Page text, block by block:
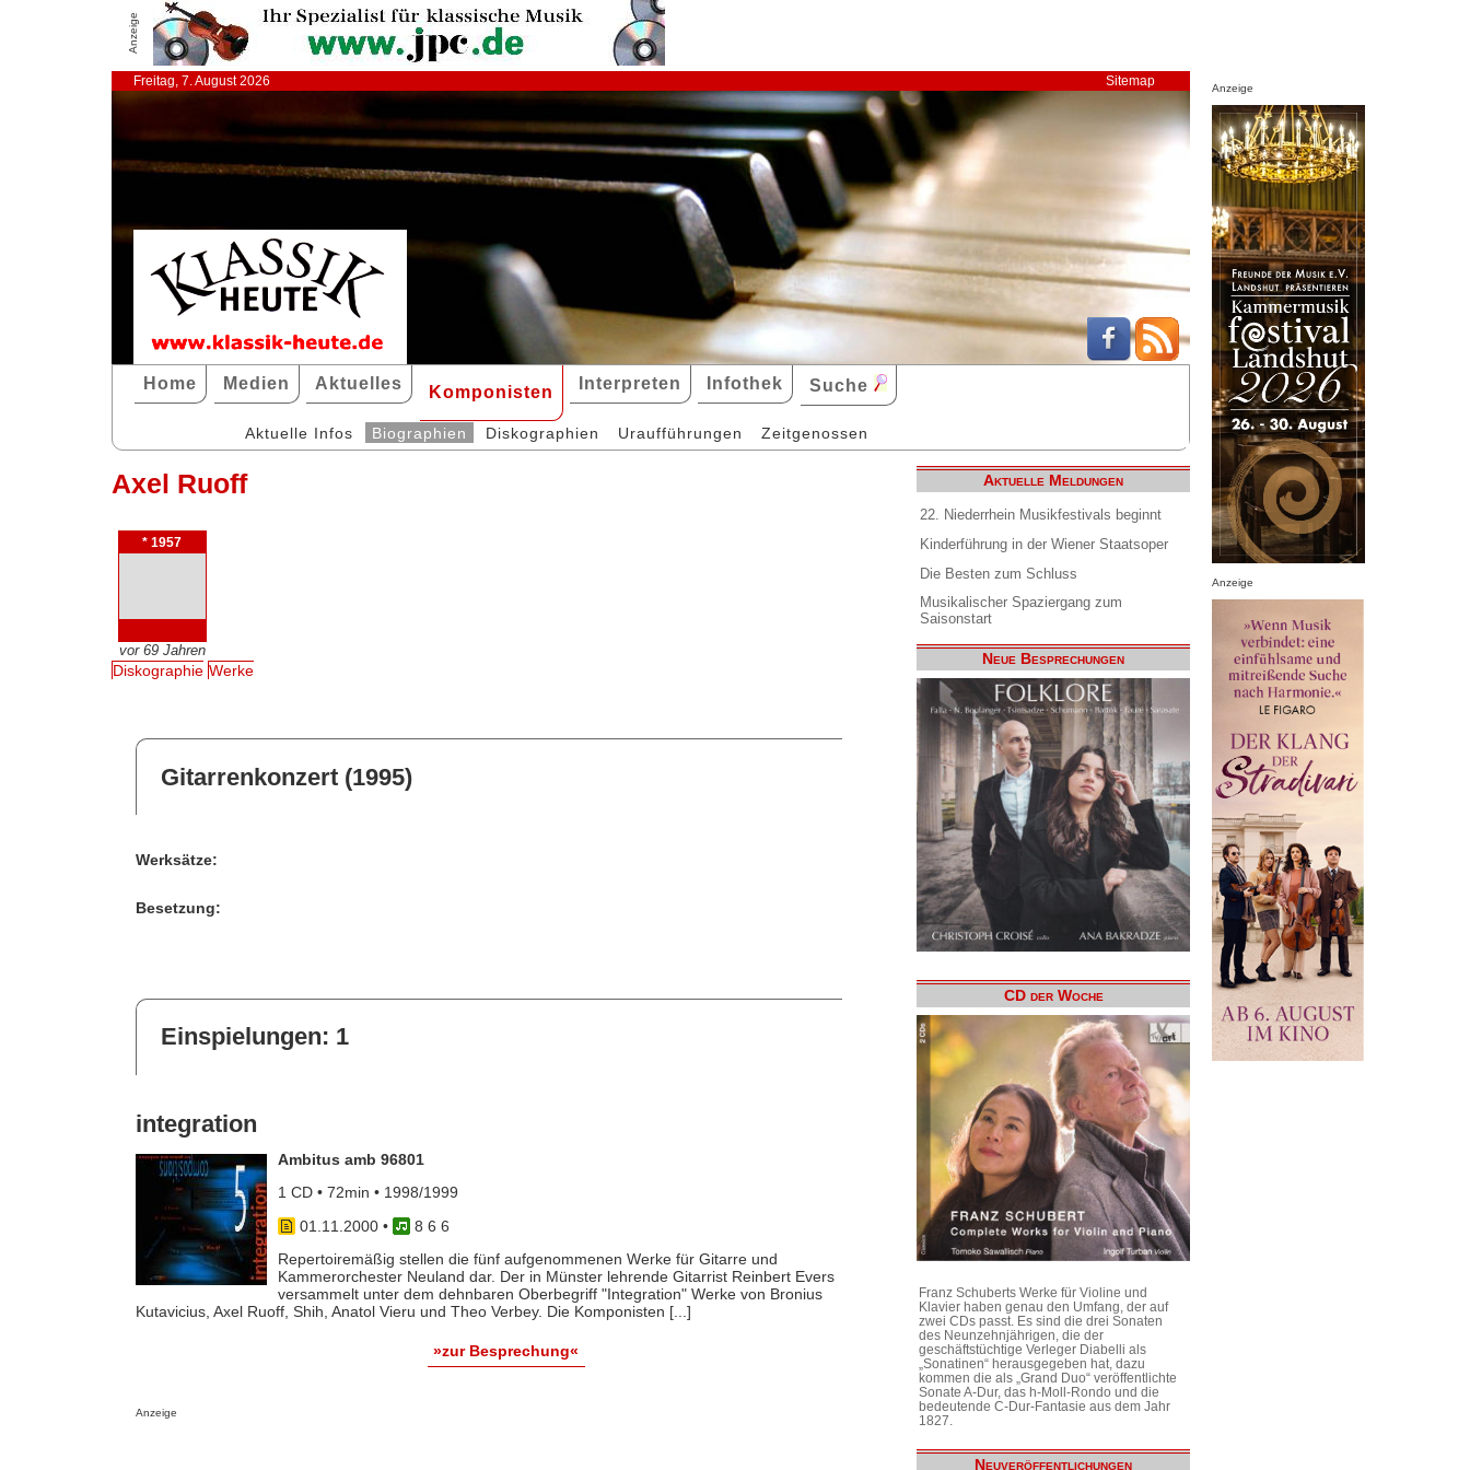
Anzeige
Freitag, 7. August 2026 Sitemap
Home Medien Aktuelles Komponisten Interpreten Infothek Suche
Aktuelle Infos Biographien Diskographien Uraufführungen Zeitgenossen
Axel Ruoff
* 1957
vor 69 Jahren
Diskographie Werke
Gitarrenkonzert (1995)
Werksätze:
Besetzung:
Einspielungen: 1
integration
Ambitus amb 96801
1 CD • 72min • 1998/1999
01.11.2000•
8 6 6
Repertoiremäßig stellen die fünf aufgenommenen Werke für Gitarre und
Kammerorchester Neuland dar. Der in Münster lehrende Gitarrist Reinbert Evers
versammelt unter dem dehnbaren Oberbegriff "Integration" Werke von Bronius
Kutavicius, Axel Ruoff, Shih, Anatol Vieru und Theo Verbey. Die Komponisten [...]
»zur Besprechung«
Anzeige
Aktuelle Meldungen
22. Niederrhein Musikfestivals beginnt
Kinderführung in der Wiener Staatsoper
Die Besten zum Schluss
Musikalischer Spaziergang zum
Saisonstart
Neue Besprechungen
CD der Woche
Franz Schuberts Werke für Violine und
Klavier haben genau den Umfang, der auf
zwei CDs passt. Es sind die drei Sonaten
des Neunzehnjährigen, die der
geschäftstüchtige Verleger Diabelli als
„Sonatinen“ herausgegeben hat, dazu
kommen die als „Grand Duo“ veröffentlichte
Sonate A-Dur, das h-Moll-Rondo und die
bedeutende C-Dur-Fantasie aus dem Jahr
1827.
Neuveröffentlichungen
Anzeige
Anzeige